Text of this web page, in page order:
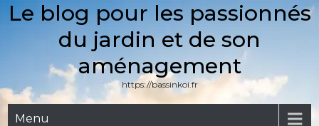
SkipLe blog pour les passionnés
du jardin et de son
aménagement
https://bassinkoi.fr
Menu